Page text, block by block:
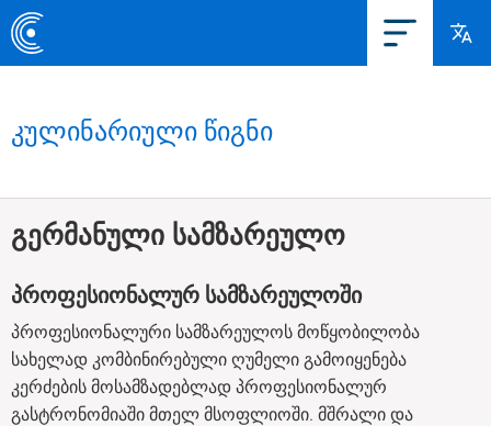
კულინარიული წიგნი
გერმანული სამზარეულო
პროფესიონალურ სამზარეულოში
პროფესიონალური სამზარეულოს მოწყობილობა
სახელად კომბინირებული ღუმელი გამოიყენება
კერძების მოსამზადებლად პროფესიონალურ
გასტრონომიაში მთელ მსოფლიოში. მშრალი და